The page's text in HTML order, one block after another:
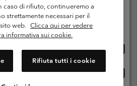
generati dagli utenti
Impressum
- 13:00 & 14:00- 18:00
caso di rifiuto, continueremo a
strettamente necessari per il
web. Clicca qui per vedere
informativa sui cookie.
Rifiuta tutti i cookie
di spedizione e la lingua
online disponibile
online
online